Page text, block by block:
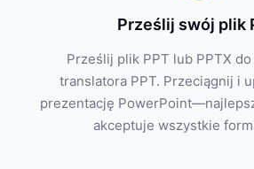
Prześlij swój plik
Prześlij plik PPT lub PPTX
translatora PPT. Przeciągnij i
prezentację
akceptuje wszystkie